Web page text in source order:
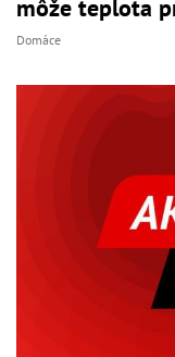
môže teplota
Domáce